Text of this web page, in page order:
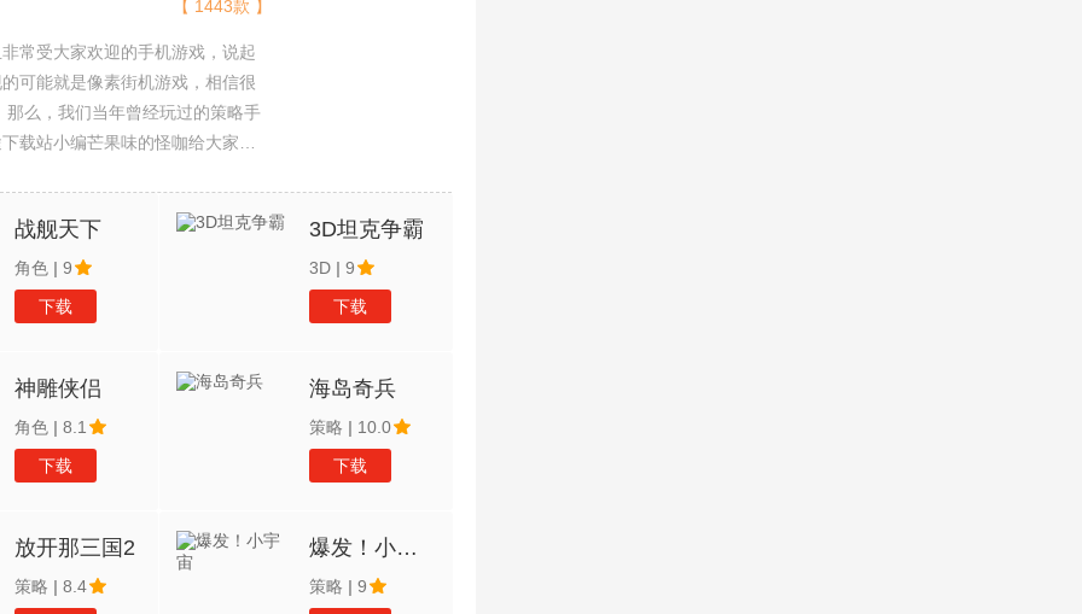
常受大家欢迎的手机游戏，说起
可能就是像素街机游戏，相信很
么，我们当年曾经玩过的策略手
载站小编芒果味的怪咖给大家搜
【 1443款 】
战舰天下
角色 | 9
下载
3D坦克争霸
3D | 9
下载
神雕侠侣
角色 | 8.1
下载
海岛奇兵
策略 | 10.0
下载
放开那三国2
策略 | 8.4
爆发！小宇宙
策略 | 9